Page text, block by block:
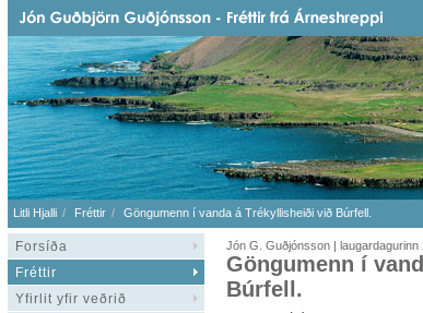
Litli Hjalli Fréttir Göngumenn í vanda á Trékyllisheiði við Búrfell.
Forsíða
Fréttir
Yfirlit yfir veðrið
Jón G. Guðjónsson | laugardagurinn
Göngumenn í
Búrfell.